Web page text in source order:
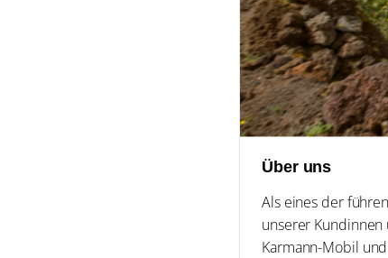
Über uns
Als eines der
unserer
Karmann-Mobil